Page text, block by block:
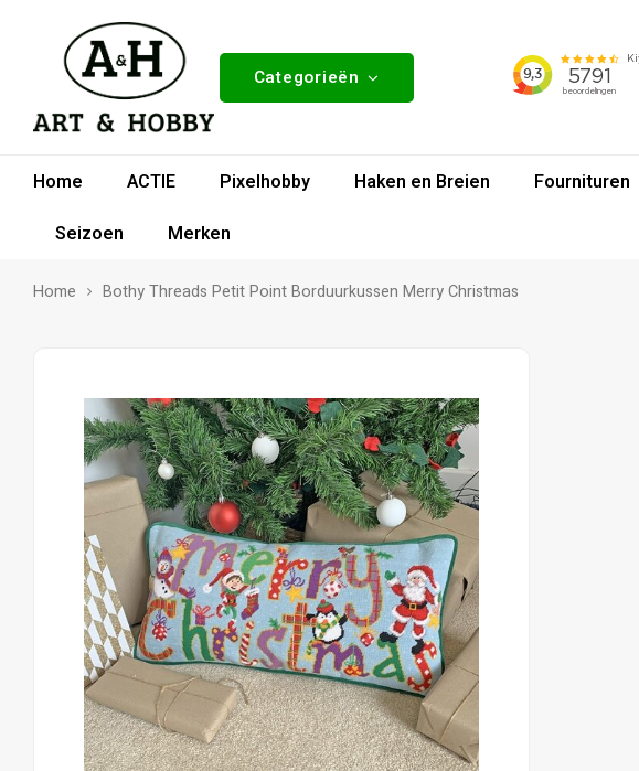
Categorieën
Home ACTIE Pixelhobby Haken en Breien Fournituren
Seizoen
Merken
Home Bothy Threads Petit Point Borduurkussen Merry Christmas